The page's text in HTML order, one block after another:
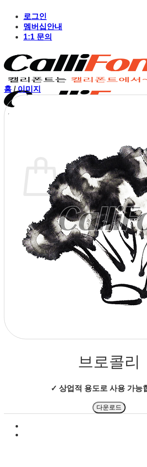
content
로그인
멤버십안내
1:1 문의
장바구니에 상품이 없습니다.
상점으로 돌아가기
홈 / 이미지
브로콜리
✓ 상업적 용도로 사용 가능
다운로드